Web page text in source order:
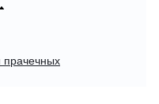
прачечных